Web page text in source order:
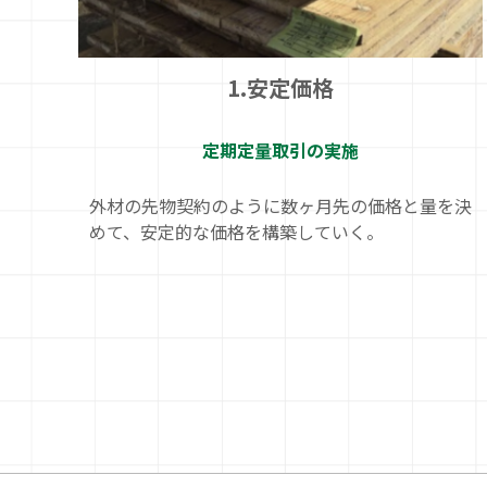
1.安定価格
定期定量取引の実施
外材の先物契約のように数ヶ月先の価格と量を決
めて、安定的な価格を構築していく。